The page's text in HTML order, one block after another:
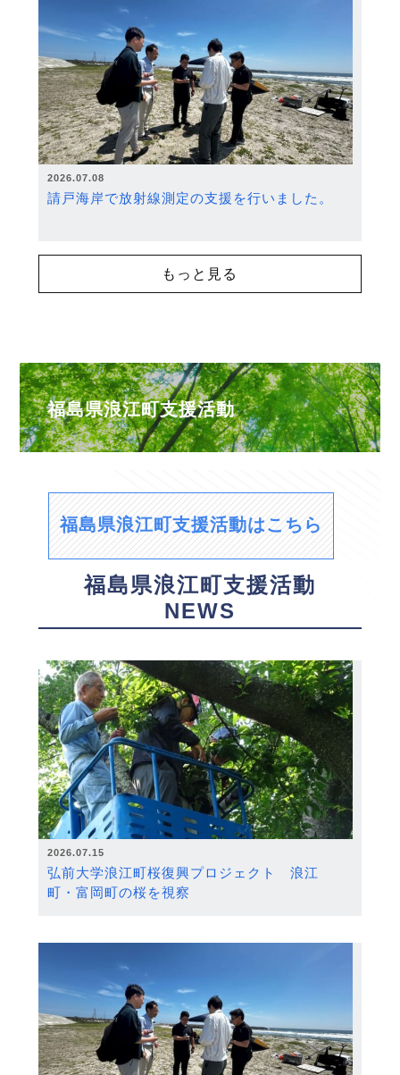
2026.07.08
請戸海岸で放射線測定の支援を行いました。
もっと見る
福島県浪江町支援活動
福島県浪江町支援活動はこちら
福島県浪江町支援活動
NEWS
2026.07.15
弘前大学浪江町桜復興プロジェクト 浪江
町・富岡町の桜を視察